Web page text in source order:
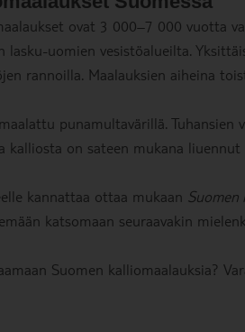
ovat 3 000–7 000 vuotta
lasku-uomien vesistöalueilta.
rannoilla. Maalauksien aiheina
punamultavärillä.
kalliosta on sateen mukana
kannattaa ottaa mukaan Suomen
katsomaan seuraavakin
Suomen kalliomaalauksia?